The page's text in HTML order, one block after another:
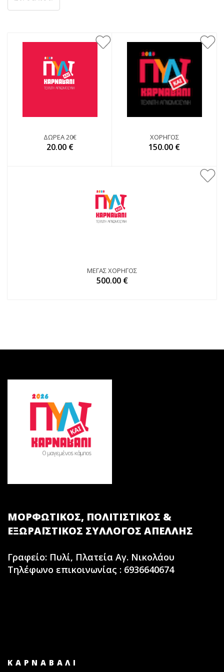
ΔΩΡΕΆ 20€
20.00 €
ΧΟΡΗΓΌΣ
150.00 €
ΜΈΓΑΣ ΧΟΡΗΓΌΣ
500.00 €
ΜΟΡΦΩΤΙΚΟΣ, ΠΟΛΙΤΙΣΤΙΚΟΣ &
ΕΞΩΡΑΪΣΤΙΚΟΣ ΣΥΛΛΟΓΟΣ ΑΠΕΛΛΗΣ
Γραφείο: Πυλί, Πλατεία Αγ. Νικολάου
Τηλέφωνο επικοινωνίας : 6936640674
ΚΑΡΝΑΒΑΛI